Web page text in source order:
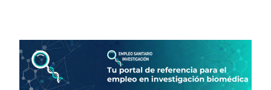
contenido